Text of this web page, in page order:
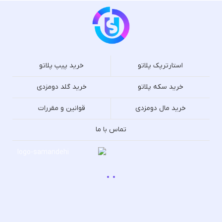
استارترپک پلاتو خرید پیپ پلاتو
خرید سکه پلاتو خرید گلد دومزدی
خرید مال دومزدی قوانین و مقررات
تماس با ما